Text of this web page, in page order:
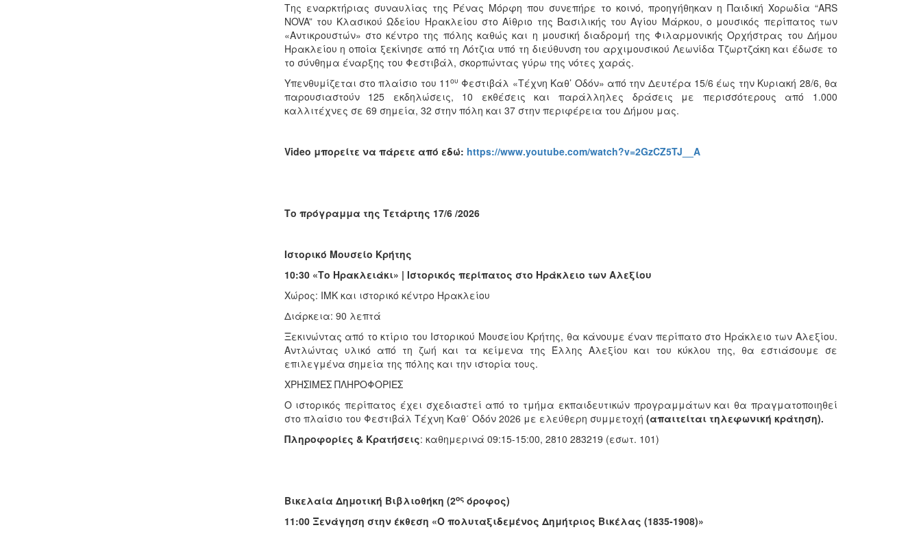
Της εναρκτήριας συναυλίας της Ρένας Μόρφη που συνεπήρε το κοινό, προηγήθηκαν η Παιδική Χορωδία “ARS
NOVA” του Κλασικού Ωδείου Ηρακλείου στο Αίθριο της Βασιλικής του Αγίου Μάρκου, ο μουσικός περίπατος των
«Αντικρουστών» στο κέντρο της πόλης καθώς και η μουσική διαδρομή της Φιλαρμονικής Ορχήστρας του Δήμου
Ηρακλείου η οποία ξεκίνησε από τη Λότζια υπό τη διεύθυνση του αρχιμουσικού Λεωνίδα Τζωρτζάκη και έδωσε το
το σύνθημα έναρξης του Φεστιβάλ, σκορπώντας γύρω της νότες χαράς.
Υπενθυμίζεται στο πλαίσιο του 11ου Φεστιβάλ «Τέχνη Καθ’ Οδόν» από την Δευτέρα 15/6 έως την Κυριακή 28/6, θα
παρουσιαστούν 125 εκδηλώσεις, 10 εκθέσεις και παράλληλες δράσεις με περισσότερους από 1.000
καλλιτέχνες σε 69 σημεία, 32 στην πόλη και 37 στην περιφέρεια του Δήμου μας.
Video μπορείτε να πάρετε από εδώ: https://www.youtube.com/watch?v=2GzCZ5TJ__A
Το πρόγραμμα της Τετάρτης 17/6 /2026
Ιστορικό Μουσείο Κρήτης
10:30 «Το Ηρακλειάκι» | Ιστορικός περίπατος στο Ηράκλειο των Αλεξίου
Χώρος: ΙΜΚ και ιστορικό κέντρο Ηρακλείου
Διάρκεια: 90 λεπτά
Ξεκινώντας από το κτίριο του Ιστορικού Μουσείου Κρήτης, θα κάνουμε έναν περίπατο στο Ηράκλειο των Αλεξίου.
Αντλώντας υλικό από τη ζωή και τα κείμενα της Έλλης Αλεξίου και του κύκλου της, θα εστιάσουμε σε
επιλεγμένα σημεία της πόλης και την ιστορία τους.
ΧΡΗΣΙΜΕΣ ΠΛΗΡΟΦΟΡΙΕΣ
Ο ιστορικός περίπατος έχει σχεδιαστεί από το τμήμα εκπαιδευτικών προγραμμάτων και θα πραγματοποιηθεί
στο πλαίσιο του Φεστιβάλ Τέχνη Καθ΄ Οδόν 2026 με ελεύθερη συμμετοχή (απαιτείται τηλεφωνική κράτηση).
Πληροφορίες & Κρατήσεις: καθημερινά 09:15-15:00, 2810 283219 (εσωτ. 101)
Βικελαία Δημοτική Βιβλιοθήκη (2οςόροφος)
11:00 Ξενάγηση στην έκθεση «Ο πολυταξιδεμένος Δημήτριος Βικέλας (1835-1908)»